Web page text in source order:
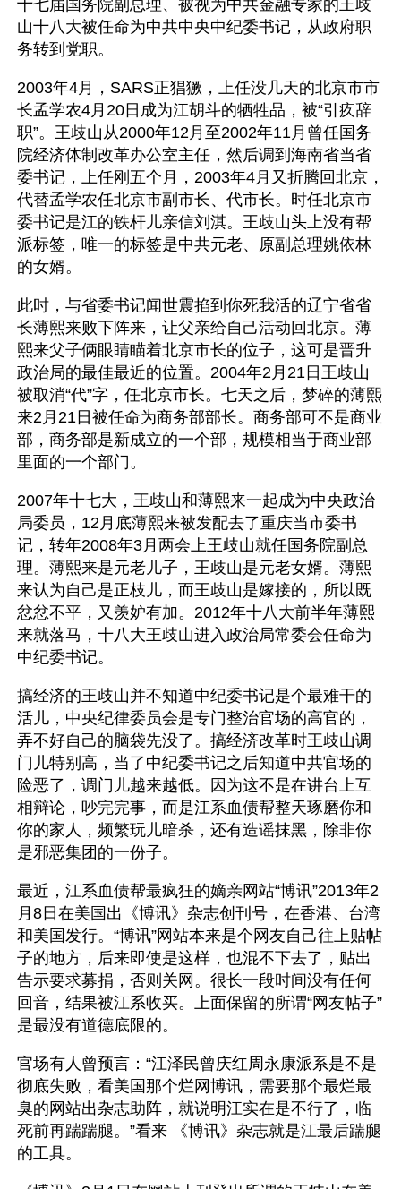
十七届国务院副总理、被视为中共金融专家的王歧
山十八大被任命为中共中央中纪委书记，从政府职
务转到党职。
2003年4月，SARS正猖獗，上任没几天的北京市市
长孟学农4月20日成为江胡斗的牺牲品，被“引疚辞
职”。王歧山从2000年12月至2002年11月曾任国务
院经济体制改革办公室主任，然后调到海南省当省
委书记，上任刚五个月，2003年4月又折腾回北京，
代替孟学农任北京市副市长、代市长。时任北京市
委书记是江的铁杆儿亲信刘淇。王歧山头上没有帮
派标签，唯一的标签是中共元老、原副总理姚依林
的女婿。
此时，与省委书记闻世震掐到你死我活的辽宁省省
长薄熙来败下阵来，让父亲给自己活动回北京。薄
熙来父子俩眼睛瞄着北京市长的位子，这可是晋升
政治局的最佳最近的位置。2004年2月21日王歧山
被取消“代”字，任北京市长。七天之后，梦碎的薄熙
来2月21日被任命为商务部部长。商务部可不是商业
部，商务部是新成立的一个部，规模相当于商业部
里面的一个部门。
2007年十七大，王歧山和薄熙来一起成为中央政治
局委员，12月底薄熙来被发配去了重庆当市委书
记，转年2008年3月两会上王歧山就任国务院副总
理。薄熙来是元老儿子，王歧山是元老女婿。薄熙
来认为自己是正枝儿，而王歧山是嫁接的，所以既
忿忿不平，又羡妒有加。2012年十八大前半年薄熙
来就落马，十八大王歧山进入政治局常委会任命为
中纪委书记。
搞经济的王歧山并不知道中纪委书记是个最难干的
活儿，中央纪律委员会是专门整治官场的高官的，
弄不好自己的脑袋先没了。搞经济改革时王歧山调
门儿特别高，当了中纪委书记之后知道中共官场的
险恶了，调门儿越来越低。因为这不是在讲台上互
相辩论，吵完完事，而是江系血债帮整天琢磨你和
你的家人，频繁玩儿暗杀，还有造谣抹黑，除非你
是邪恶集团的一份子。
最近，江系血债帮最疯狂的嫡亲网站“博讯”2013年2
月8日在美国出《博讯》杂志创刊号，在香港、台湾
和美国发行。“博讯”网站本来是个网友自己往上贴帖
子的地方，后来即使是这样，也混不下去了，贴出
告示要求募捐，否则关网。很长一段时间没有任何
回音，结果被江系收买。上面保留的所谓“网友帖子”
是最没有道德底限的。
官场有人曾预言：“江泽民曾庆红周永康派系是不是
彻底失败，看美国那个烂网博讯，需要那个最烂最
臭的网站出杂志助阵，就说明江实在是不行了，临
死前再踹踹腿。”看来 《博讯》杂志就是江最后踹腿
的工具。